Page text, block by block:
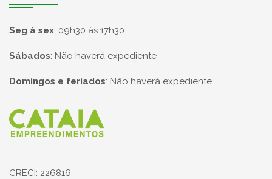
Seg à sex: 09h30 às 17h30
Sábados: Não haverá expediente
Domingos e feriados: Não haverá expediente
Página inicial
CRECI: 226816